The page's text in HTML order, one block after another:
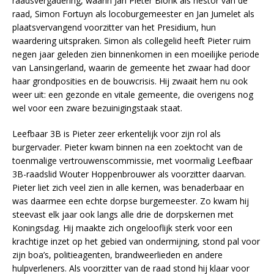
raad, Simon Fortuyn als locoburgemeester en Jan Jumelet als
plaatsvervangend voorzitter van het Presidium, hun
waardering uitspraken. Simon als collegelid heeft Pieter ruim
negen jaar geleden zien binnenkomen in een moeilijke periode
van Lansingerland, waarin de gemeente het zwaar had door
haar grondposities en de bouwcrisis. Hij zwaait hem nu ook
weer uit: een gezonde en vitale gemeente, die overigens nog
wel voor een zware bezuinigingstaak staat.
Leefbaar 3B is Pieter zeer erkentelijk voor zijn rol als
burgervader. Pieter kwam binnen na een zoektocht van de
toenmalige vertrouwenscommissie, met voormalig Leefbaar
3B-raadslid Wouter Hoppenbrouwer als voorzitter daarvan.
Pieter liet zich veel zien in alle kernen, was benaderbaar en
was daarmee een echte dorpse burgemeester. Zo kwam hij
steevast elk jaar ook langs alle drie de dorpskernen met
Koningsdag. Hij maakte zich ongelooflijk sterk voor een
krachtige inzet op het gebied van ondermijning, stond pal voor
zijn boa’s, politieagenten, brandweerlieden en andere
hulpverleners. Als voorzitter van de raad stond hij klaar voor